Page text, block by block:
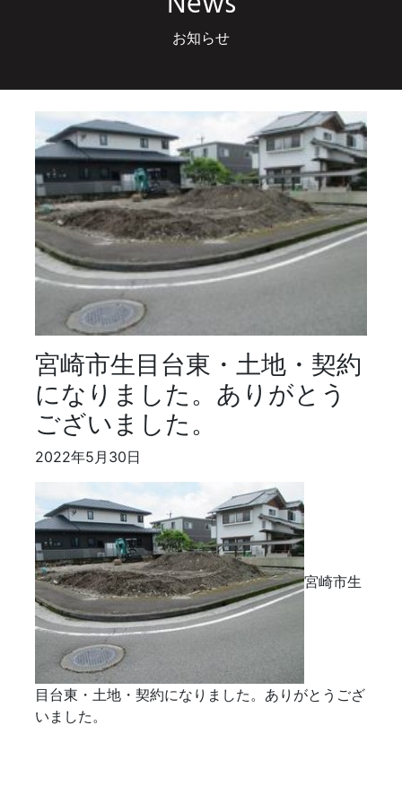
お知らせ
宮崎市生目台東・土地・契約
になりました。ありがとう
ございました。
2022年5月30日
宮崎市生
目台東・土地・契約になりました。ありがとうござ
いました。